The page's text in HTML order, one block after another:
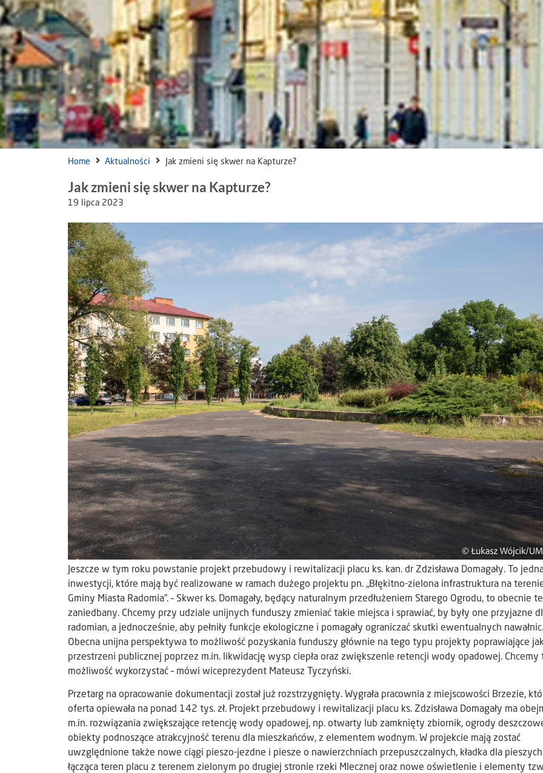
Home Aktualności Jak zmieni się skwer na Kapturze?
Jak zmieni się skwer na Kapturze?
19 lipca 2023
Jeszcze w tym roku powstanie projekt przebudowy i rewitalizacji placu ks. kan. dr Zdzisława Domagały. To
inwestycji, które mają być realizowane w ramach dużego projektu pn. „Błękitno-zielona infrastruktura na
Gminy Miasta Radomia”. – Skwer ks. Domagały, będący naturalnym przedłużeniem Starego Ogrodu, to obecnie
zaniedbany. Chcemy przy udziale unijnych funduszy zmieniać takie miejsca i sprawiać, by były one przyjazne
radomian, a jednocześnie, aby pełniły funkcje ekologiczne i pomagały ograniczać skutki ewentualnych nawałnic.
Obecna unijna perspektywa to możliwość pozyskania funduszy głównie na tego typu projekty poprawiające
przestrzeni publicznej poprzez m.in. likwidację wysp ciepła oraz zwiększenie retencji wody opadowej. Chcemy
możliwość wykorzystać – mówi wiceprezydent Mateusz Tyczyński.
Przetarg na opracowanie dokumentacji został już rozstrzygnięty. Wygrała pracownia z miejscowości Brzezie,
oferta opiewała na ponad 142 tys. zł. Projekt przebudowy i rewitalizacji placu ks. Zdzisława Domagały ma
m.in. rozwiązania zwiększające retencję wody opadowej, np. otwarty lub zamknięty zbiornik, ogrody
obiekty podnoszące atrakcyjność terenu dla mieszkańców, z elementem wodnym. W projekcie mają zostać
uwzględnione także nowe ciągi pieszo-jezdne i piesze o nawierzchniach przepuszczalnych, kładka dla pieszych
łącząca teren placu z terenem zielonym po drugiej stronie rzeki Mlecznej oraz nowe oświetlenie i elementy